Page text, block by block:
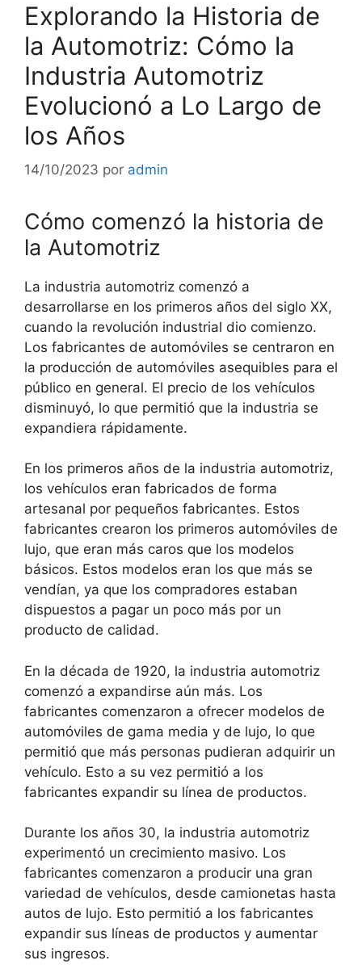
Explorando la Historia de
la Automotriz: Cómo la
Industria Automotriz
Evolucionó a Lo Largo de
los Años
14/10/2023 por admin
Cómo comenzó la historia de
la Automotriz
La industria automotriz comenzó a
desarrollarse en los primeros años del siglo XX,
cuando la revolución industrial dio comienzo.
Los fabricantes de automóviles se centraron en
la producción de automóviles asequibles para el
público en general. El precio de los vehículos
disminuyó, lo que permitió que la industria se
expandiera rápidamente.
En los primeros años de la industria automotriz,
los vehículos eran fabricados de forma
artesanal por pequeños fabricantes. Estos
fabricantes crearon los primeros automóviles de
lujo, que eran más caros que los modelos
básicos. Estos modelos eran los que más se
vendían, ya que los compradores estaban
dispuestos a pagar un poco más por un
producto de calidad.
En la década de 1920, la industria automotriz
comenzó a expandirse aún más. Los
fabricantes comenzaron a ofrecer modelos de
automóviles de gama media y de lujo, lo que
permitió que más personas pudieran adquirir un
vehículo. Esto a su vez permitió a los
fabricantes expandir su línea de productos.
Durante los años 30, la industria automotriz
experimentó un crecimiento masivo. Los
fabricantes comenzaron a producir una gran
variedad de vehículos, desde camionetas hasta
autos de lujo. Esto permitió a los fabricantes
expandir sus líneas de productos y aumentar
sus ingresos.